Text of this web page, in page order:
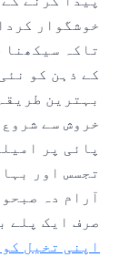
خوشگوار
تاکہ
کے ذہن کو
بہترین
خروش سے
پائی پر
تجسس اور
آرام دہ
صرف ایک پلے
اپنی تخیل